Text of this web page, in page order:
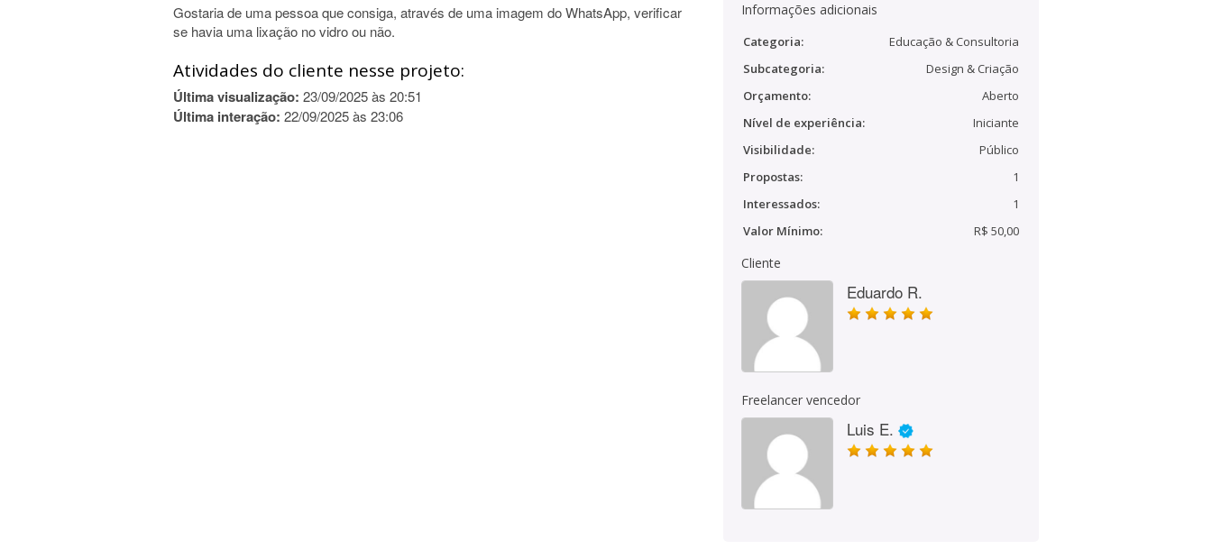
Gostaria de uma pessoa que consiga, através de uma imagem do WhatsApp, verificar
se havia uma lixação no vidro ou não.
Atividades do cliente nesse projeto:
Última visualização: 23/09/2025 às 20:51
Última interação: 22/09/2025 às 23:06
Informações adicionais
Categoria:
Educação & Consultoria
Subcategoria:
Design & Criação
Orçamento:
Aberto
Nível de experiência:
Iniciante
Visibilidade:
Público
Propostas:
1
Interessados:
1
Valor Mínimo:
R$ 50,00
Cliente
Eduardo R.
Freelancer vencedor
Luis E.